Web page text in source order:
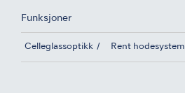
Funksjoner
Celleglassoptikk Rent hodesystem